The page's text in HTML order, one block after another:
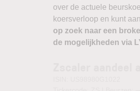
over de actuele
koersverloop en kunt
op zoek naar een
de mogelijkheden via